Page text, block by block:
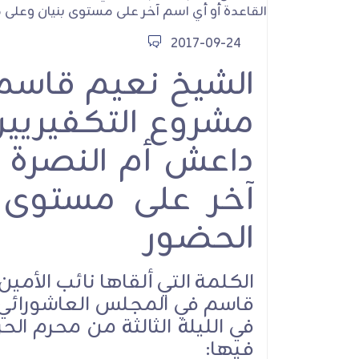
2017-09-24
الشيخ نعيم
مشروع
داعش أم النصرة
آخر على
الحضور
الكلمة التي ألقاها نائب
قاسم في المجلس
فيها:
يعاهد الإمام
نترك ميدان
والمقـاومة
الطاغوت الأمريكي
الصهيوني
الموقف